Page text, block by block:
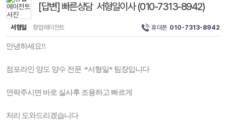
[답변] 빠른상담 서형일이사 (010-7313-8942)
서형일 창업에이전트 휴대폰 010-7313-8942
안녕하세요!!
점포라인 양도 양수 전문 *서형일* 팀장입니다
연락주시면 바로 실사후 조용하고 빠르게
처리 도와드리겠습니다